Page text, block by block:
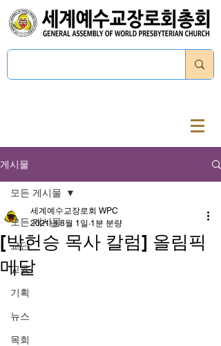
게시물
모든 게시물
교단
교육
기획
뉴스
목회
모든 게시물
[박헌승 목사 칼럼] 올림픽
메달
세계예수교장로회 WPC
2021년 8월 1일 1분 분량